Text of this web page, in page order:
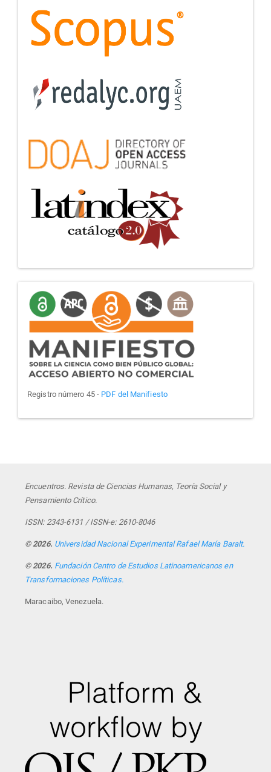
manifiesto
Registro número 45 - PDF del Manifiesto
Encuentros. Revista de Ciencias Humanas, Teoría Social y
Pensamiento Crítico.
ISSN: 2343-6131 / ISSN-e: 2610-8046
© 2026. Universidad Nacional Experimental Rafael María Baralt.
© 2026. Fundación Centro de Estudios Latinoamericanos en
Transformaciones Políticas.
Maracaibo, Venezuela.